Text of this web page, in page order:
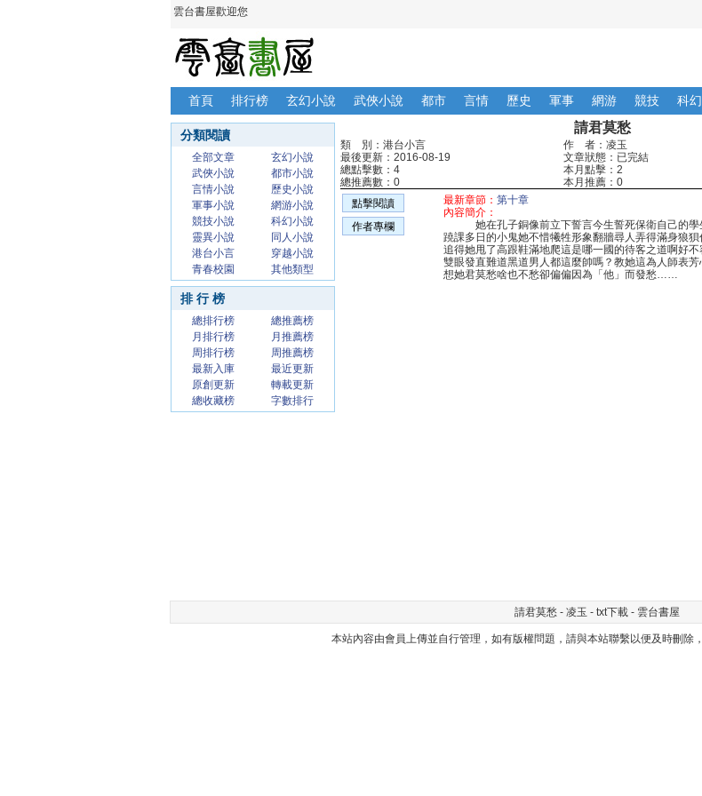
雲台書屋歡迎您
首頁 排行榜 玄幻小說 武俠小說 都市 言情 歷史 軍事 網游 競技 科幻
分類閱讀
全部文章
玄幻小說
武俠小說
都市小說
言情小說
歷史小說
軍事小說
網游小說
競技小說
科幻小說
靈異小說
同人小說
港台小言
穿越小說
青春校園
其他類型
排 行 榜
總排行榜
總推薦榜
月排行榜
月推薦榜
周排行榜
周推薦榜
最新入庫
最近更新
原創更新
轉載更新
總收藏榜
字數排行
請君莫愁
類 別：港台小言 作 者：凌玉
最後更新：2016-08-19
文章狀態：已完結
總點擊數：4
本月點擊：2
總推薦數：0
本月推薦：0
點擊閱讀
作者專欄
最新章節： 第十章
內容簡介：
她在孔子銅像前立下誓言今生誓死保衛自己的學
蹺課多日的小鬼她不惜犧牲形象翻牆尋人弄得滿身狼
追得她甩了高跟鞋滿地爬這是哪一國的待客之道啊好
雙眼發直難道黑道男人都這麼帥嗎？教她這為人師表
想她君莫愁啥也不愁卻偏偏因為「他」而發愁……
請君莫愁 - 凌玉 - txt下載 - 雲台書屋
本站內容由會員上傳並自行管理，如有版權問題，請與本站聯繫以便及時刪除